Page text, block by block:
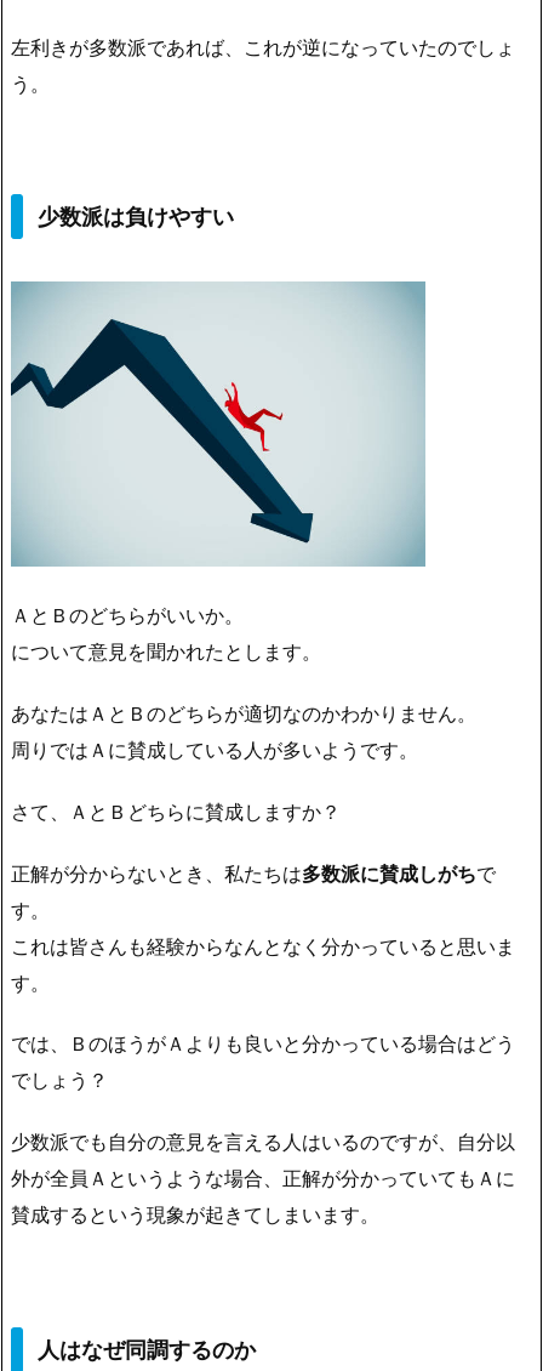
左利きが多数派であれば、これが逆になっていたのでしょ
う。
少数派は負けやすい
ＡとＢのどちらがいいか。
について意見を聞かれたとします。
あなたはＡとＢのどちらが適切なのかわかりません。
周りではＡに賛成している人が多いようです。
さて、ＡとＢどちらに賛成しますか？
正解が分からないとき、私たちは多数派に賛成しがちで
す。
これは皆さんも経験からなんとなく分かっていると思いま
す。
では、ＢのほうがＡよりも良いと分かっている場合はどう
でしょう？
少数派でも自分の意見を言える人はいるのですが、自分以
外が全員Ａというような場合、正解が分かっていてもＡに
賛成するという現象が起きてしまいます。
人はなぜ同調するのか